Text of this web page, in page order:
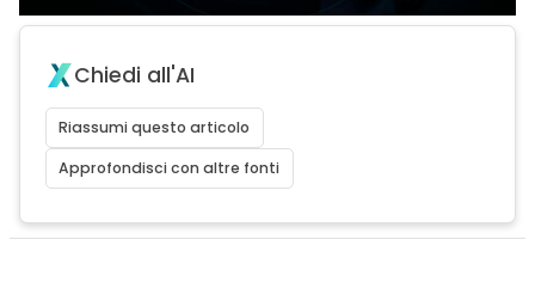
Chiedi all'AI
Riassumi questo articolo
Approfondisci con altre fonti